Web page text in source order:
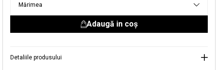
Mărimea
Adaugă in coş
Detaliile produsului